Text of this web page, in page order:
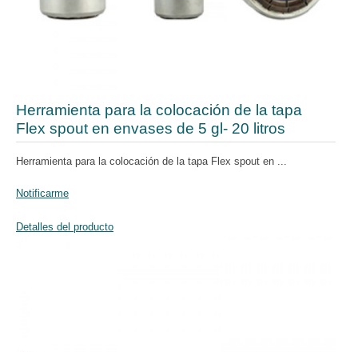
Herramienta para la colocación de la tapa
Flex spout en envases de 5 gl- 20 litros
Herramienta para la colocación de la tapa Flex spout en ...
Notificarme
Detalles del producto